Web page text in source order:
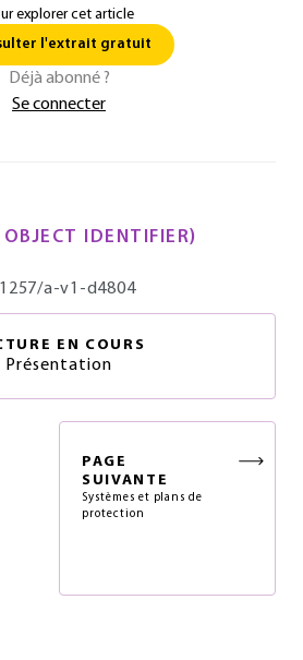
explorer cet article
l'extrait gratuit
Déjà abonné ?
Se connecter
IDENTIFIER)
a-v1-d4804
EN COURS
Présentation
PAGE
SUIVANTE
Systèmes et plans de
protection